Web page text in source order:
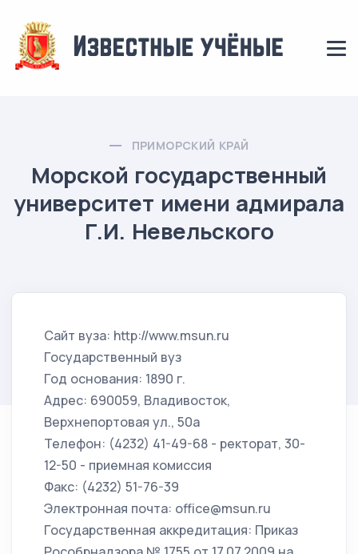
ПРИМОРСКИЙ КРАЙ
Морской государственный
университет имени адмирала
Г.И. Невельского
Сайт вуза: http://www.msun.ru
Государственный вуз
Год основания: 1890 г.
Адрес: 690059, Владивосток,
Верхнепортовая ул., 50а
Телефон: (4232) 41-49-68 - ректорат, 30-
12-50 - приемная комиссия
Факс: (4232) 51-76-39
Электронная почта: office@msun.ru
Государственная аккредитация: Приказ